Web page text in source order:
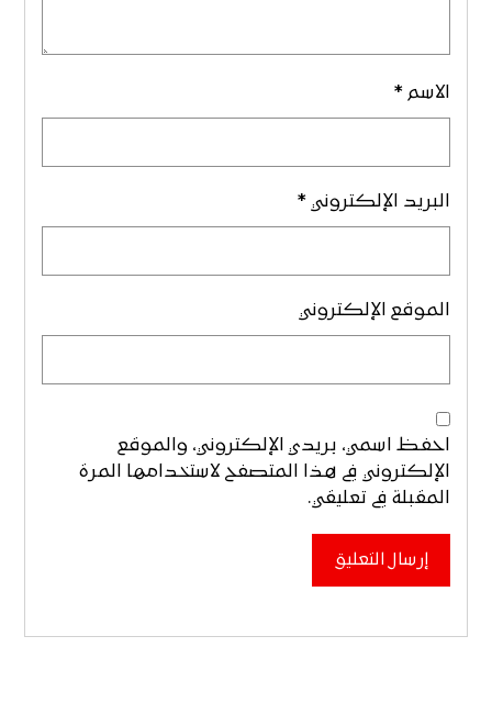
الاسم*
البريد الإلكتروني*
الموقع الإلكتروني
احفظ اسمي، بريدي الإلكتروني، والموقع
الإلكتروني في هذا المتصفح لاستخدامها المرة
المقبلة في تعليقي.
إرسال التعليق